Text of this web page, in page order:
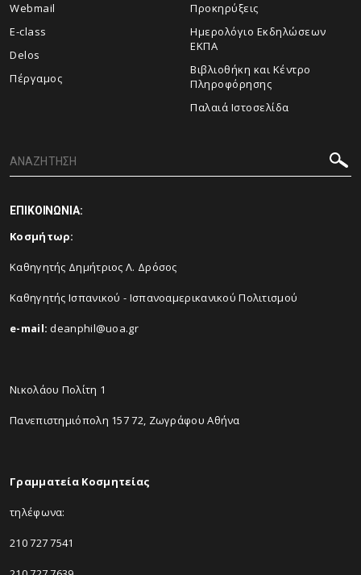
Webmail
E-class
Delos
Πέργαμος
Προκηρύξεις
Ημερολόγιο Εκδηλώσεων
ΕΚΠΑ
Βιβλιοθήκη και Κέντρο
Πληροφόρησης
Παλαιά Ιστοσελίδα
ΕΠΙΚΟΙΝΩΝΙΑ:
Κοσμήτωρ:
Καθηγητής Δημήτριος Λ. Δρόσος
Καθηγητής Ισπανικού - Ισπανοαμερικανικού Πολιτισμού
e-mail: deanphil@uoa.gr
Νικολάου Πολίτη 1
Πανεπιστημιόπολη 157 72, Ζωγράφου Αθήνα
Γραμματεία Κοσμητείας
τηλέφωνα:
210 727 7541